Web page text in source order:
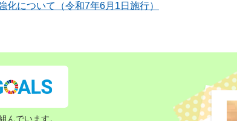
化について（令和7年6月1日施行）
んでいます。